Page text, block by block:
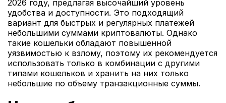
2026 году, предлагая высочайший уровень
удобства и доступности. Это подходящий
вариант для быстрых и регулярных платежей
небольшими суммами криптовалюты. Однако
такие кошельки обладают повышенной
уязвимостью к взлому, поэтому их рекомендуется
использовать только в комбинации с другими
типами кошельков и хранить на них только
небольшие по объему транзакционные суммы.